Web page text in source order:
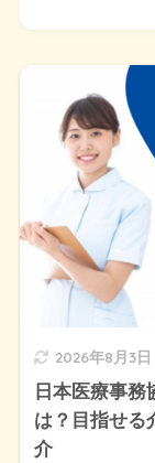
2026年8月3日
日本医療事務
は？目指せる
介